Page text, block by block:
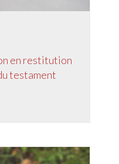
en restitution
testament